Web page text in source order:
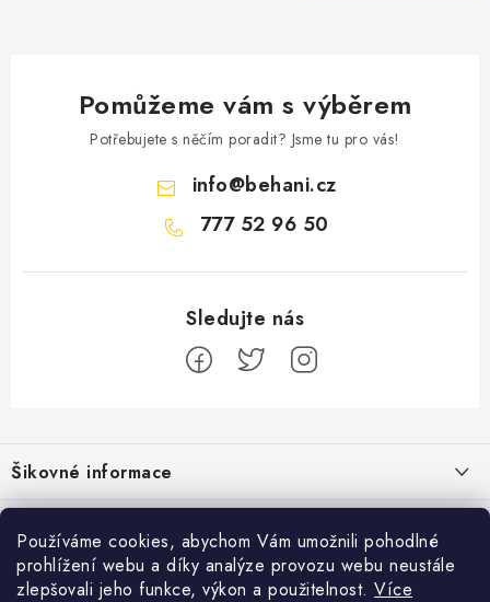
Používáme cookies, abychom Vám umožnili pohodlné
prohlížení webu a díky analýze provozu webu neustále
zlepšovali jeho funkce, výkon a použitelnost. Více
Pomůžeme vám s výběrem
Potřebujete s něčím poradit? Jsme tu pro vás!
info@behani.cz
777 52 96 50
á
p
a
Šikovné informace
Ceník dopravy
Moje objednávka
Jak vyměnit nebo vrátit zboží
Běžecké zajímavosti
Proč jít běhat právě o víkendu?
Přijímáme online platby